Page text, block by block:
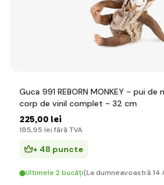
Guca 991 REBORN MONKEY - pui
corp de vinil complet - 32 cm
225,00 lei
185,95 lei fără TVA
+ 48 puncte
Ultimele 2 bucăți(La dumneavoastră